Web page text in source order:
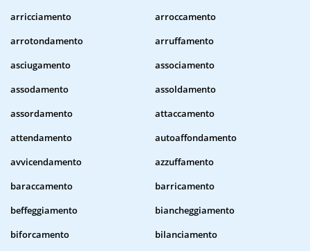
arricciamento
arroccamento
arrotondamento
arruffamento
asciugamento
associamento
assodamento
assoldamento
assordamento
attaccamento
attendamento
autoaffondamento
avvicendamento
azzuffamento
baraccamento
barricamento
beffeggiamento
biancheggiamento
biforcamento
bilanciamento